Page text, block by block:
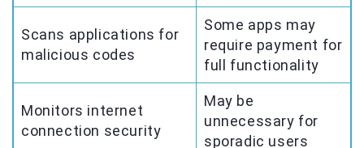
Scans applications for
malicious codes
Some apps may
require payment for
full functionality
Monitors internet
connection security
May be
unnecessary for
sporadic users